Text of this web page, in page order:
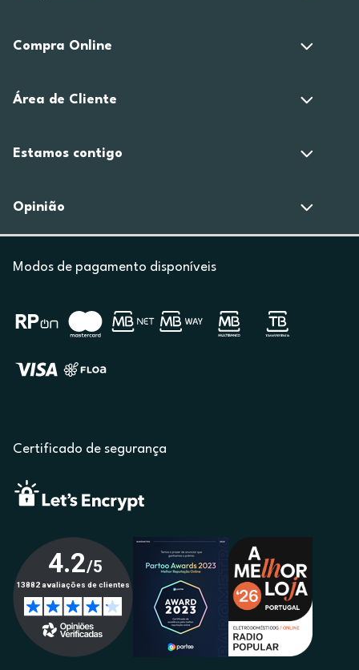
Compra Online
Área de Cliente
Estamos contigo
Opinião
Modos de pagamento disponíveis
Certificado de segurança